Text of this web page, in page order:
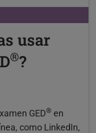
usar
®?
GED® en
como LinkedIn,